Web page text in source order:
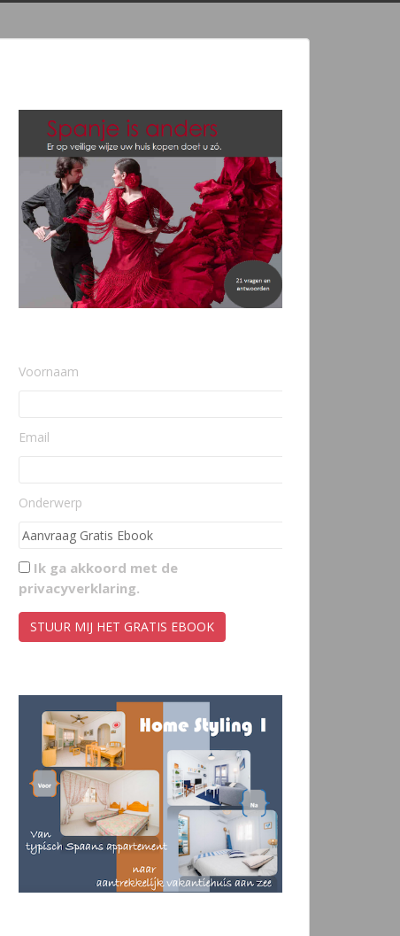
Voornaam
Email
Onderwerp
Ik ga akkoord met de
privacyverklaring.